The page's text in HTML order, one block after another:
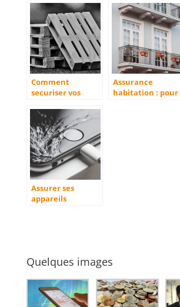
web profesionnel
Comment
securiser vos
durant leur
transport
Assurance
habitation : pour
Assurer ses
appareils
Quelques images